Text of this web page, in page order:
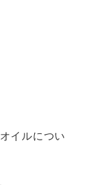
イルについ